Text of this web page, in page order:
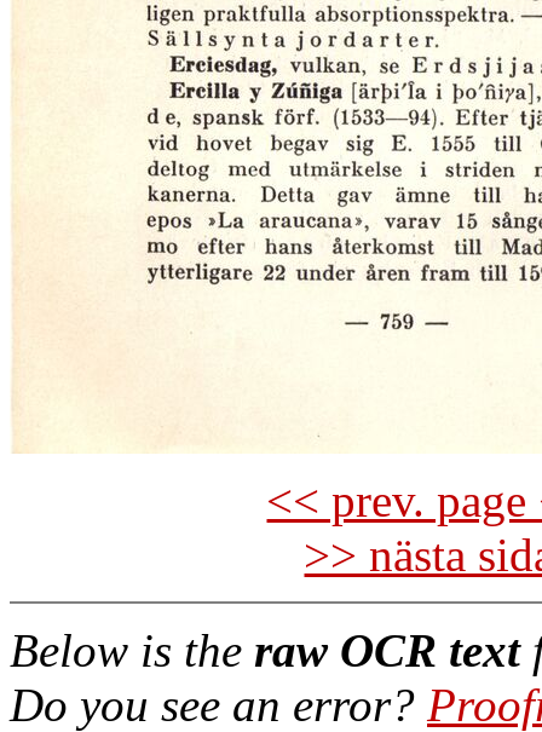
<< prev.
>> nästa
Below is the raw OCR text
Do you see an error?